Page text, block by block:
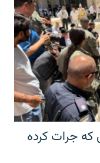
که جرات کرده